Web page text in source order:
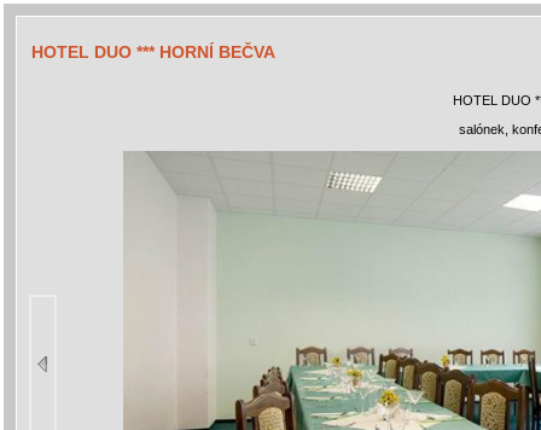
HOTEL DUO *** HORNÍ BEČVA
HOTEL DUO
salónek,